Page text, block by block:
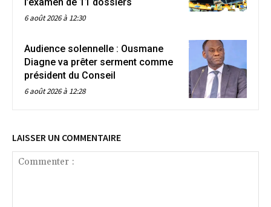
6 août 2026 à 12:30
Audience solennelle : Ousmane
Diagne va prêter serment comme
président du Conseil
6 août 2026 à 12:28
LAISSER UN COMMENTAIRE